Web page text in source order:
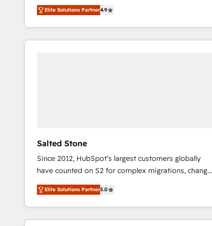
North America. Avec plus de 115 experts en
marketing automation, Growth, Revops, CRM et
webdesign. Markentive is both a consulting firm, a
digital agency and an integrator. With over 115
Elite Solutions Partner4.9
Salted Stone
Since 2012, HubSpot’s largest customers globally
have counted on S2 for complex migrations, change
management, systems integration, and creative
solutions that deliver measurable impact and
transform brand experiences As one of the few full-
service creative agencies in the HubSpot
Elite Solutions Partner5.0